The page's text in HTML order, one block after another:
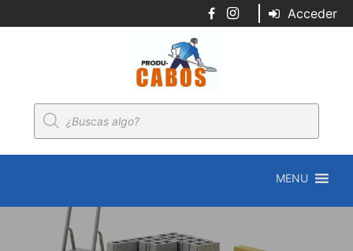
Acceder
Búsqueda
de
productos
MENU